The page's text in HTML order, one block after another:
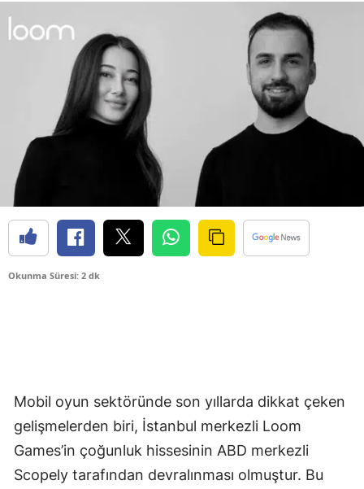
Okunma Süresi: 2 dk
Mobil oyun sektöründe son yıllarda dikkat çeken
gelişmelerden biri, İstanbul merkezli Loom
Games’in çoğunluk hissesinin ABD merkezli
Scopely tarafından devralınması olmuştur. Bu